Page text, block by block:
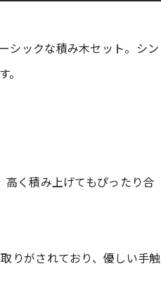
シックな積み木セット。シン
く積み上げてもぴったり合
りがされており、優しい手触